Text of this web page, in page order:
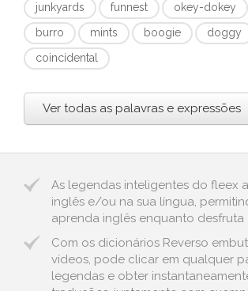
junkyards funnest okey-dokey
burro
mints boogie doggy
coincidental
Ver todas as palavras e expressões
As legendas inteligentes do fleex
inglês e/ou na sua língua,
aprenda inglês enquanto desfruta
Com os dicionários Reverso
vídeos, pode clicar em qualquer
legendas e obter